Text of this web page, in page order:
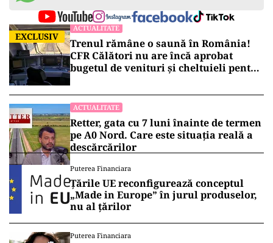
EXCLUSIV
ACTUALITATE
Trenul rămâne o saună în România!
CFR Călători nu are încă aprobat
bugetul de venituri și cheltuieli pentru
ACTUALITATE
Retter, gata cu 7 luni înainte de termen
pe A0 Nord. Care este situația reală a
descărcărilor
Puterea Financiara
Țările UE reconfigurează conceptul
„Made in Europe” în jurul produselor,
nu al țărilor
Puterea Financiara